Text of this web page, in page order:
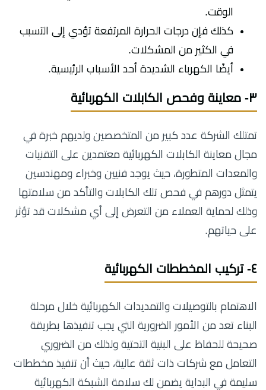
الوقت.
كذلك فإن درجات الحرارة المرتفعة تؤدي إلى التسبب
في الكثير من المشكلات.
أيضًا الكهرباء الشديدة أحد الأسباب الرئيسية.
٣- معاينة وفحص الكابلات الكهربائية
تمتلك الشركة عدد كبير من المتخصصين ولديهم خبرة في
مجال معاينة الكابلات الكهربائية معتمدين على التقنيات
والمعدات المتطورة، حيث يوجد فنيين وخبراء ومهندسين
يتمثل دورهم في فحص تلك الكابلات والتأكد من سلامتها
وذلك لحماية العملاء من التعرض إلى أي مشكلات قد تؤثر
على حياتهم.
٤- تركيب المخططات الكهربائية
الاهتمام بالتوصيلات والتمديدات الكهربائية خلال مرحلة
البناء تعد من الأمور الضرورية التي يجب تنفيذها بطريقة
صحيحة للحفاظ على البنية التحتية ولذلك من الضروري
التعامل مع شركات ذات ثقة عالية، حيث أن تنفيذ مخططات
سليمة في البداية يضمن لك سلامة الشبكة الكهربائية